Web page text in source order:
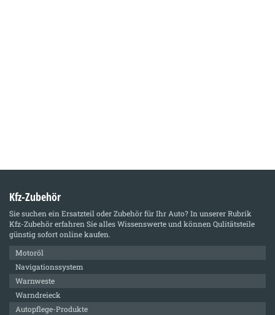
Kfz-Zubehör
Sie suchen ein Ersatzteil oder Zubehör für Ihr Auto? In unserer Rubrik
Kfz-Zubehörerfahren Sie alles Wissenswerte und können Qulitätsteile
günstig sofort online kaufen.
Motoröl
Navigationssystem
Warnweste
Warndreieck
Autopflege-Produkte